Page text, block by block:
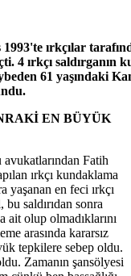
ırkçılar
4 ırkçı
61 yaşındaki
EN BÜYÜK
Fatih
ırkçı kundaklama
yaşanan en feci ırkçı
saldırıdan sonra
olup olmadıklarını
arasında kararsız
tepkilere sebep oldu.
Zamanın şansölyesi